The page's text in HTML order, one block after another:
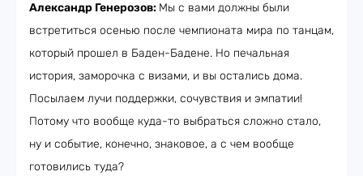
Александр Генерозов: Мы с вами должны были
встретиться осенью после чемпионата мира по танцам,
который прошел в Баден-Бадене. Но печальная
история, заморочка с визами, и вы остались дома.
Посылаем лучи поддержки, сочувствия и эмпатии!
Потому что вообще куда-то выбраться сложно стало,
ну и событие, конечно, знаковое, а с чем вообще
готовились туда?